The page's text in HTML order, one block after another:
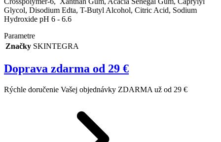
Glycol, Disodium Edta, T-Butyl Alcohol, Citric Acid, Sodium
Hydroxide pH 6 - 6.6
Parametre
Značky SKINTEGRA
Doprava zdarma od 29 €
Rýchle doručenie Vašej objednávky ZDARMA už od 29 €